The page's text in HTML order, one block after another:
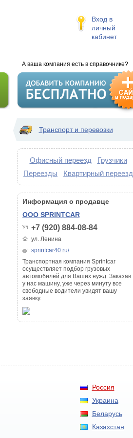
Вход в
личный
кабинет
А ваша компания есть в справочнике?
Транспорт и перевозки
Офисный переезд
Грузчики
Переезды
Квартирный переезд
Информация о продавце
ООО SPRINTCAR
+7 (920) 884-08-84
ул. Ленина
sprintcar40.ru/
Транспортная компания Sprintcar
осуществляет подбор грузовых
автомобилей для Ваших нужд. Заказав
у нас машину, уже через минуту все
свободные водители увидят вашу
заявку.
Россия
Украина
Беларусь
Казахстан